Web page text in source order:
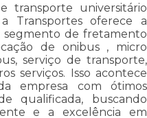
transporte universitário
Transportes oferece a
segmento de fretamento
de onibus , micro
serviço de transporte,
serviços. Isso acontece
empresa com ótimos
qualificada, buscando
e a excelência em